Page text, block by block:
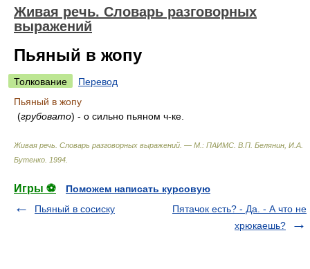
Живая речь. Словарь разговорных
выражений
Пьяный в жопу
Толкование
Перевод
Пьяный в жопу
(грубовато) - о сильно пьяном ч-ке.
Живая речь. Словарь разговорных выражений. — М.: ПАИМС В.П. Белянин, И.А.
Бутенко 1994
Игры ⚽
Поможем написать курсовую
Пьяный в сосиску
Пятачок есть? - Да. - А что не
хрюкаешь?